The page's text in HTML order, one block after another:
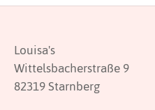
Louisa's
Wittelsbacherstraße 9
82319 Starnberg